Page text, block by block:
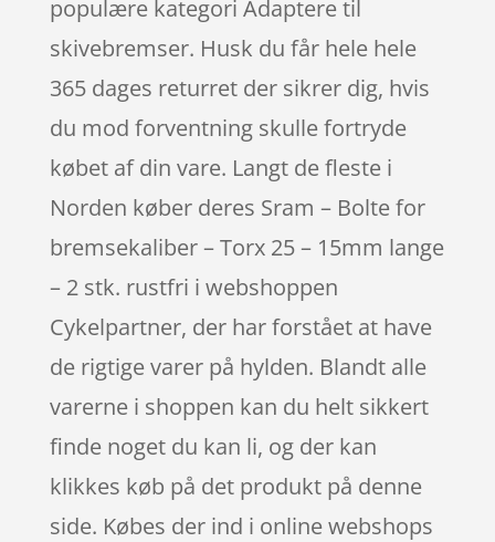
populære kategori Adaptere til
skivebremser. Husk du får hele hele
365 dages returret der sikrer dig, hvis
du mod forventning skulle fortryde
købet af din vare. Langt de fleste i
Norden køber deres Sram – Bolte for
bremsekaliber – Torx 25 – 15mm lange
– 2 stk. rustfri i webshoppen
Cykelpartner, der har forstået at have
de rigtige varer på hylden. Blandt alle
varerne i shoppen kan du helt sikkert
finde noget du kan li, og der kan
klikkes køb på det produkt på denne
side. Købes der ind i online webshops